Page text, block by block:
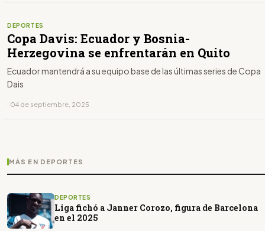
DEPORTES
Copa Davis: Ecuador y Bosnia-
Herzegovina se enfrentarán en Quito
Ecuador mantendrá a su equipo base de las últimas series de Copa
Dais
· 04 de septiembre, 2025
MÁS EN DEPORTES
DEPORTES
Liga fichó a Janner Corozo, figura de Barcelona
en el 2025